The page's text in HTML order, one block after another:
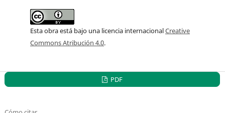
Esta obra está bajo una licencia internacionalCreative
Commons Atribución 4.0.
PDF